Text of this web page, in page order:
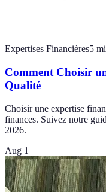
Expertises Financières5
Comment Choisir
Qualité
Choisir une expertise
finances. Suivez notre
2026.
Aug 1